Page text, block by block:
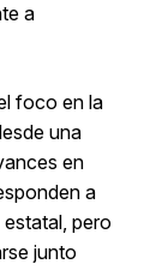
a
foco en la
una
en
a
pero
junto